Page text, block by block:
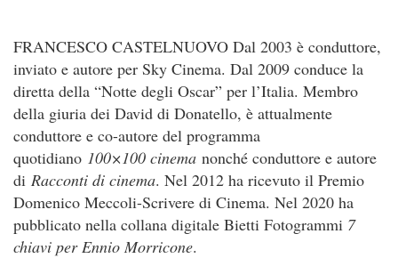
FRANCESCO CASTELNUOVO Dal 2003 è conduttore,
inviato e autore per Sky Cinema. Dal 2009 conduce la
diretta della “Notte degli Oscar” per l’Italia. Membro
della giuria dei David di Donatello, è attualmente
conduttore e co-autore del programma
quotidiano 100×100 cinema nonché conduttore e autore
di Racconti di cinema. Nel 2012 ha ricevuto il Premio
Domenico Meccoli-Scrivere di Cinema. Nel 2020 ha
pubblicato nella collana digitale Bietti Fotogrammi 7
chiavi per Ennio Morricone.